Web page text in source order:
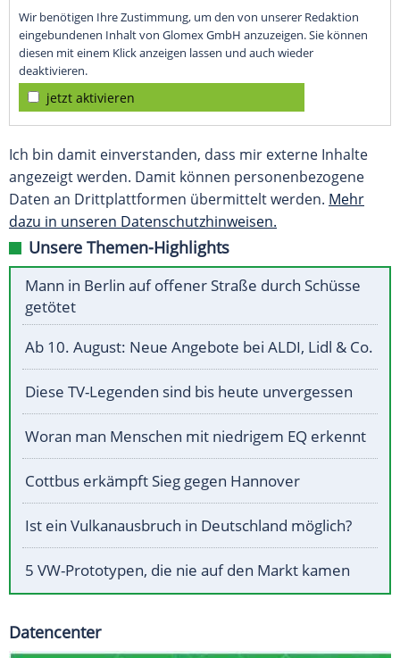
Wir benötigen Ihre Zustimmung, um den von unserer Redaktion
eingebundenen Inhalt von Glomex GmbH anzuzeigen. Sie können
diesen mit einem Klick anzeigen lassen und auch wieder
deaktivieren.
jetzt aktivieren
Ich bin damit einverstanden, dass mir externe Inhalte
angezeigt werden. Damit können personenbezogene
Daten an Drittplattformen übermittelt werden. Mehr
dazu in unseren Datenschutzhinweisen.
Unsere Themen-Highlights
Mann in Berlin auf offener Straße durch Schüsse
getötet
Ab 10. August: Neue Angebote bei ALDI, Lidl & Co.
Diese TV-Legenden sind bis heute unvergessen
Woran man Menschen mit niedrigem EQ erkennt
Cottbus erkämpft Sieg gegen Hannover
Ist ein Vulkanausbruch in Deutschland möglich?
5 VW-Prototypen, die nie auf den Markt kamen
Datencenter